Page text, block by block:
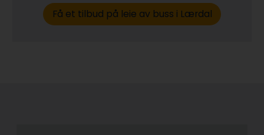
Få et tilbud på leie av buss i Lærdal